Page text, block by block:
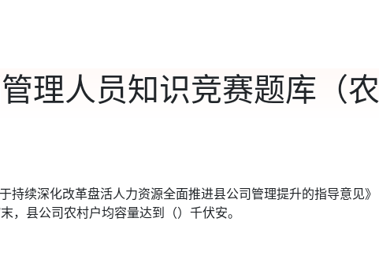
理人员知识竞赛题库（农
持续深化改革盘活人力资源全面推进县公司管理提升的指导意见》
，县公司农村户均容量达到（）千伏安。